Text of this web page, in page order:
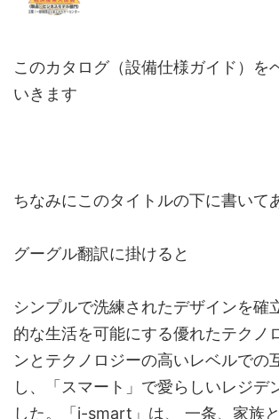
このカタログ（設備仕様ガイド）を
いきます
ちなみにこのタイトルの下に書いて
グーグル翻訳に掛けると
シンプルで洗練されたデザインを確
的な生活を可能にする優れたテクノ
ンとテクノロジーの高いレベルでの
し、「スマート」で愛らしいレジデ
した。「i-smart」は、
一条、家族